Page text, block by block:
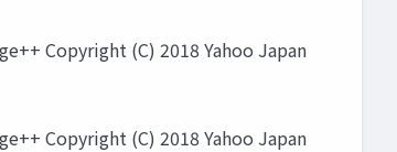
Copyright (C) 2018 Yahoo Japan
Copyright (C) 2018 Yahoo Japan